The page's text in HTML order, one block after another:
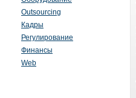
Outsourcing
Кадры
Регулирование
Финансы
Web